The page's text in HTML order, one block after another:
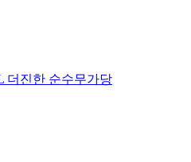
더진한 순수무가당